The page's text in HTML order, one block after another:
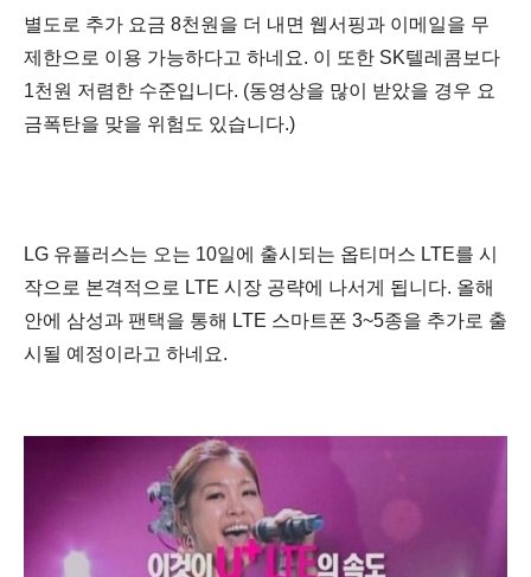
별도로 추가 요금 8천원을 더 내면 웹서핑과 이메일을 무
제한으로 이용 가능하다고 하네요. 이 또한 SK텔레콤보다
1천원 저렴한 수준입니다. (동영상을 많이 받았을 경우 요
금폭탄을 맞을 위험도 있습니다.)
LG 유플러스는 오는 10일에 출시되는 옵티머스 LTE를 시
작으로 본격적으로 LTE 시장 공략에 나서게 됩니다. 올해
안에 삼성과 팬택을 통해 LTE 스마트폰 3~5종을 추가로 출
시될 예정이라고 하네요.